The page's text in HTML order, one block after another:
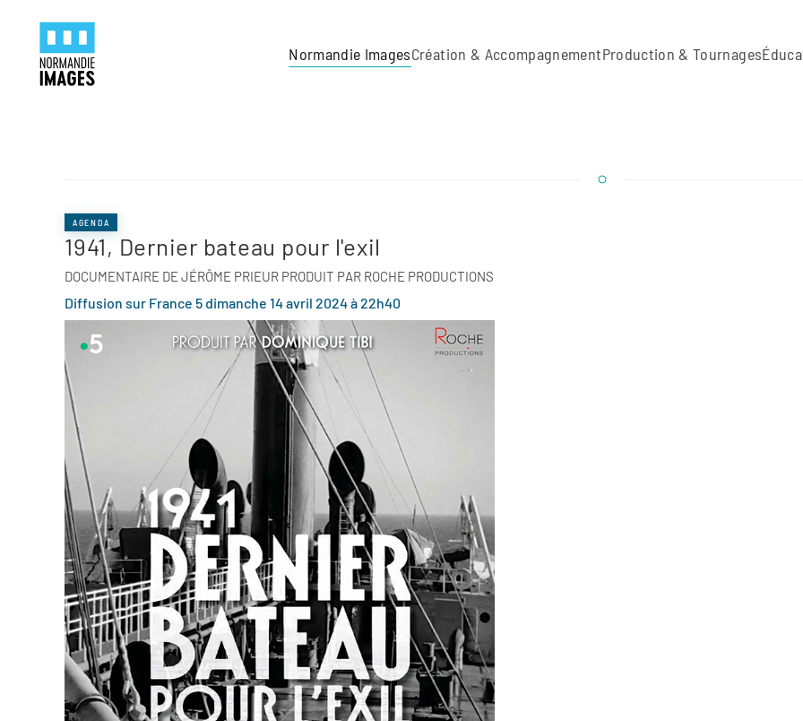
Skip to main content
Normandie ImagesCréation & AccompagnementProduction & Tournages
AGENDA
1941, Dernier bateau pour l'exil
DOCUMENTAIRE DE JÉRÔME PRIEUR PRODUIT PAR ROCHE PRODUCTIONS
Diffusion sur France 5 dimanche 14 avril 2024 à 22h40